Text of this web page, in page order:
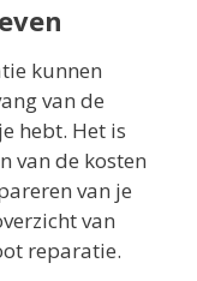
kunnen
van de
hebt. Het is
van de kosten
van je
van
reparatie.